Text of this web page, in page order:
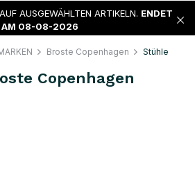
AUF AUSGEWÄHLTEN ARTIKELN. ENDET
AM 08-08-2026
Broste Copenhagen Stühle
Copenhagen